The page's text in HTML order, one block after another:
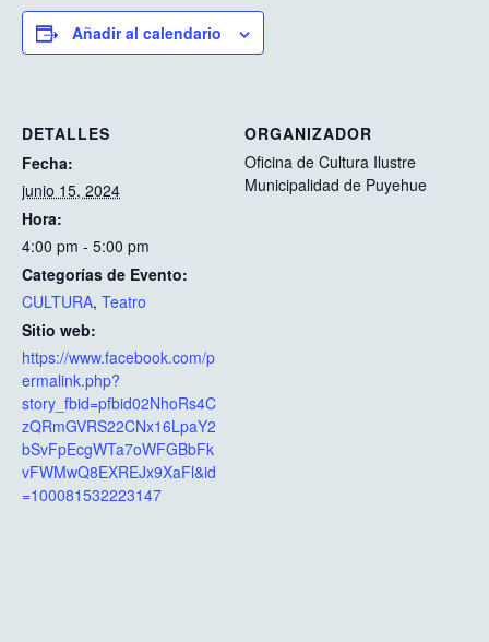
Añadir al calendario
DETALLES
Fecha:
junio 15, 2024
Hora:
4:00 pm - 5:00 pm
Categorías de Evento:
CULTURA, Teatro
Sitio web:
https://www.facebook.com/p
ermalink.php?
story_fbid=pfbid02NhoRs4C
zQRmGVRS22CNx16LpaY2
bSvFpEcgWTa7oWFGBbFk
vFWMwQ8EXREJx9XaFl&id
=100081532223147
ORGANIZADOR
Oficina de Cultura Ilustre
Municipalidad de Puyehue